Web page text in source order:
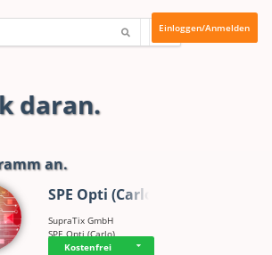
Einloggen/Anmelden
daran.
an.
SPE Opti (Carlo)
SupraTix GmbH
SPE Opti (Carlo)
Kostenfrei